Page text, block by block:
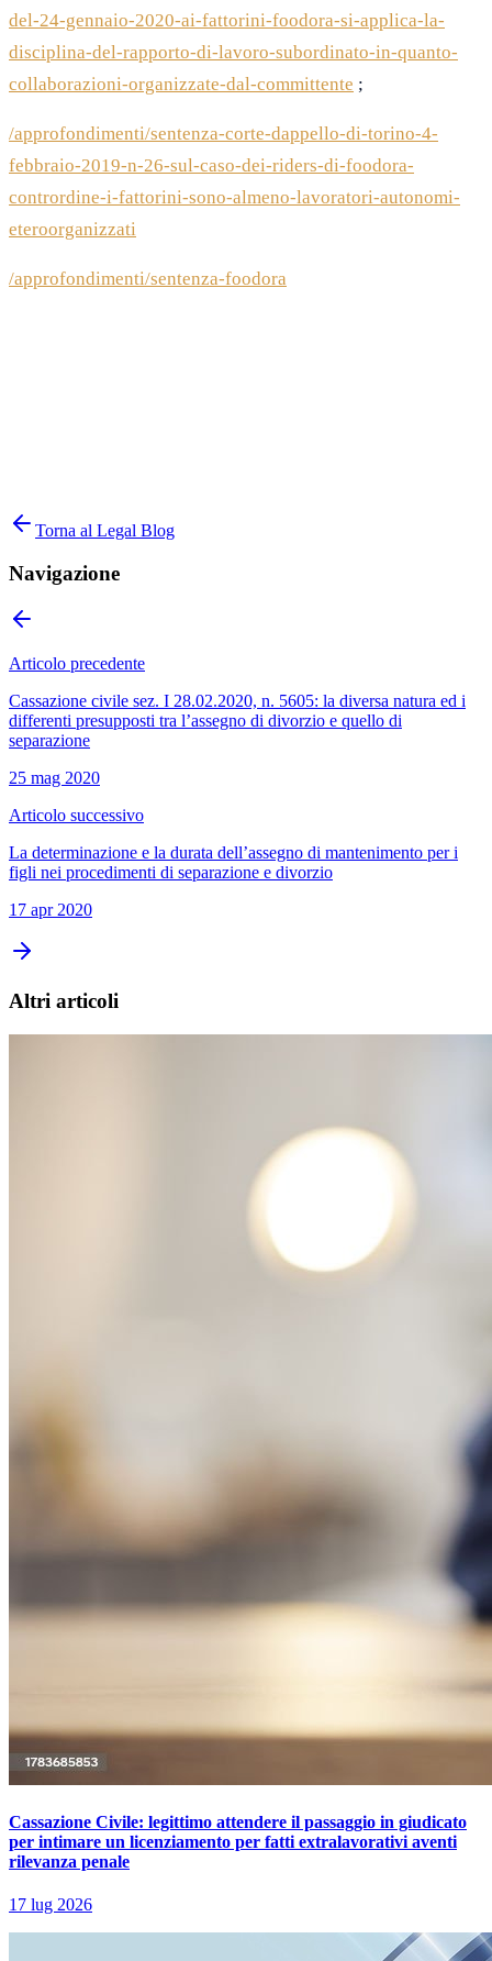
del-24-gennaio-2020-ai-fattorini-foodora-si-applica-la-
disciplina-del-rapporto-di-lavoro-subordinato-in-quanto-
collaborazioni-organizzate-dal-committente ;
/approfondimenti/sentenza-corte-dappello-di-torino-4-
febbraio-2019-n-26-sul-caso-dei-riders-di-foodora-
contrordine-i-fattorini-sono-almeno-lavoratori-autonomi-
eteroorganizzati
/approfondimenti/sentenza-foodora
Torna al Legal Blog
Navigazione
Articolo precedente
Cassazione civile sez. I 28.02.2020, n. 5605: la diversa natura ed i
differenti presupposti tra l’assegno di divorzio e quello di
separazione
25 mag 2020
Articolo successivo
La determinazione e la durata dell’assegno di mantenimento per i
figli nei procedimenti di separazione e divorzio
17 apr 2020
Altri articoli
Cassazione Civile: legittimo attendere il passaggio in giudicato
per intimare un licenziamento per fatti extralavorativi aventi
rilevanza penale
17 lug 2026